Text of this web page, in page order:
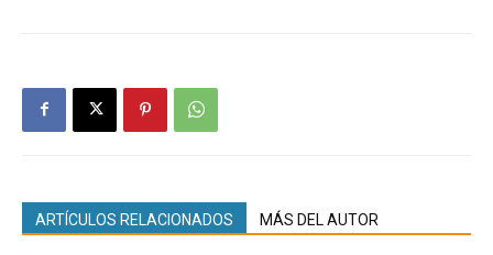
ARTÍCULOS RELACIONADOS MÁS DEL AUTOR